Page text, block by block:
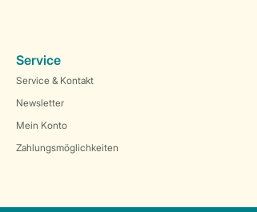
Service
Service & Kontakt
Newsletter
Mein Konto
Zahlungsmöglichkeiten